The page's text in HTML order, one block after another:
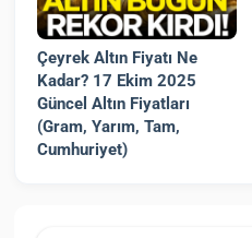
Çeyrek Altın Fiyatı Ne
Kadar? 17 Ekim 2025
Güncel Altın Fiyatları
(Gram, Yarım, Tam,
Cumhuriyet)